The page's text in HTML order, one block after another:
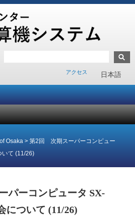
日本語
アクセス
Osaka > 第2回 次期スーパーコンピュー
いて (11/26)
パーコンピュータ SX-
について (11/26)